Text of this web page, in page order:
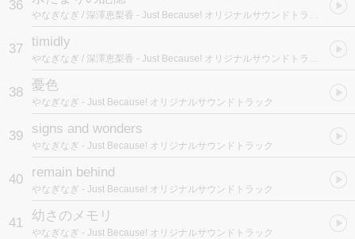
36
やなぎなぎ / 深澤恵梨香 - Just Because! オリジナルサウンドトラック
37 timidly
やなぎなぎ / 深澤恵梨香 - Just Because! オリジナルサウンドトラック
38 憂色
やなぎなぎ - Just Because! オリジナルサウンドトラック
39 signs and wonders
やなぎなぎ - Just Because! オリジナルサウンドトラック
40 remain behind
やなぎなぎ - Just Because! オリジナルサウンドトラック
41 幼さのメモリ
やなぎなぎ - Just Because! オリジナルサウンドトラック